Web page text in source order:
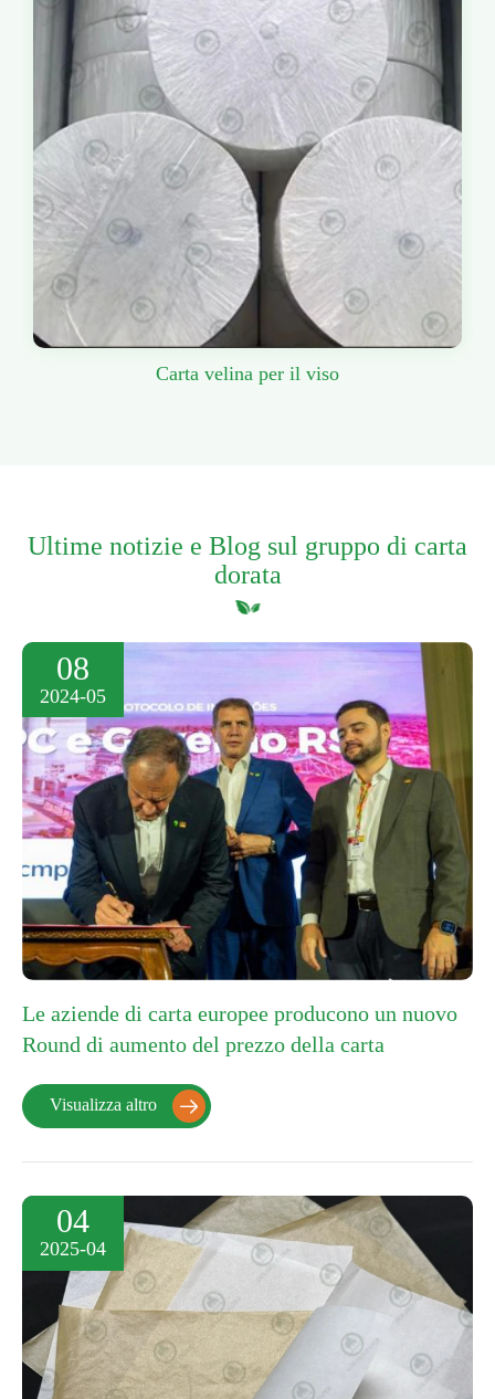
Carta velina per il viso
Ultime notizie e Blog sul gruppo di carta
dorata
08
2024-05
Le aziende di carta europee producono un nuovo
Round di aumento del prezzo della carta
Visualizza altro 
04
2025-04